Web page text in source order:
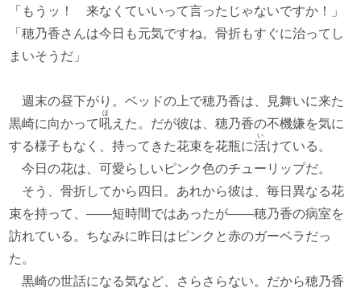
「もうッ！ 来なくていいって言ったじゃないですか！」
「穂乃香さんは今日も元気ですね。骨折もすぐに治ってし
まいそうだ」
週末の昼下がり。ベッドの上で穂乃香は、見舞いに来た
黒崎に向かって 吼
ほ
えた。だが彼は、穂乃香の不機嫌を気に
する様子もなく、持ってきた花束を花瓶に活
い
けている。
今日の花は、可愛らしいピンク色のチューリップだ。
そう、骨折してから四日。あれから彼は、毎日異なる花
束を持って、――短時間ではあったが――穂乃香の病室を
訪れている。ちなみに昨日はピンクと赤のガーベラだっ
た。
黒崎の世話になる気など、さらさらない。だから穂乃香